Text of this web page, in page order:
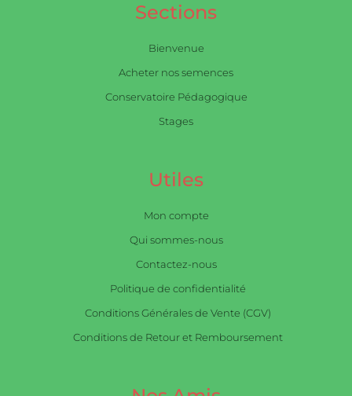
Sections
Bienvenue
Acheter nos semences
Conservatoire Pédagogique
Stages
Utiles
Mon compte
Qui sommes-nous
Contactez-nous
Politique de confidentialité
Conditions Générales de Vente (CGV)
Conditions de Retour et Remboursement